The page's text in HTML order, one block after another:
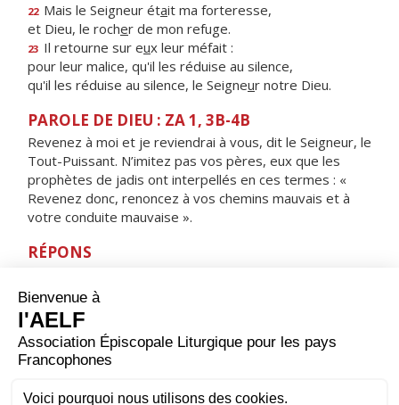
22 Mais le Seigneur était ma forteresse,
et Dieu, le rocher de mon refuge.
23 Il retourne sur eux leur méfait :
pour leur malice, qu'il les réduise au silence,
qu'il les réduise au silence, le Seigneur notre Dieu.
PAROLE DE DIEU : ZA 1, 3B-4B
Revenez à moi et je reviendrai à vous, dit le Seigneur, le
Tout-Puissant. N’imitez pas vos pères, eux que les
prophètes de jadis ont interpellés en ces termes : «
Revenez donc, renoncez à vos chemins mauvais et à
votre conduite mauvaise ».
RÉPONS
enlève tous mes péchés.
ORAISON
Accorde-nous, Seigneur, de savoir commencer
saintement, par une journée de jeûne, notre